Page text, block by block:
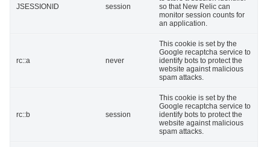
JSESSIONID session
so that New Relic can
monitor session counts for
an application.
rc::a never
This cookie is set by the
Google recaptcha service to
identify bots to protect the
website against malicious
spam attacks.
rc::b session
This cookie is set by the
Google recaptcha service to
identify bots to protect the
website against malicious
spam attacks.